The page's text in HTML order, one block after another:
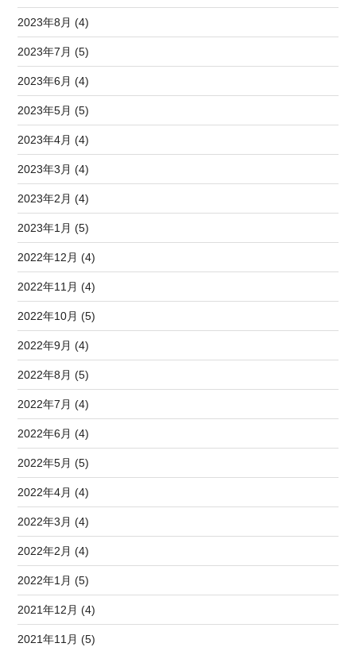
2023年8月 (4)
2023年7月 (5)
2023年6月 (4)
2023年5月 (5)
2023年4月 (4)
2023年3月 (4)
2023年2月 (4)
2023年1月 (5)
2022年12月 (4)
2022年11月 (4)
2022年10月 (5)
2022年9月 (4)
2022年8月 (5)
2022年7月 (4)
2022年6月 (4)
2022年5月 (5)
2022年4月 (4)
2022年3月 (4)
2022年2月 (4)
2022年1月 (5)
2021年12月 (4)
2021年11月 (5)